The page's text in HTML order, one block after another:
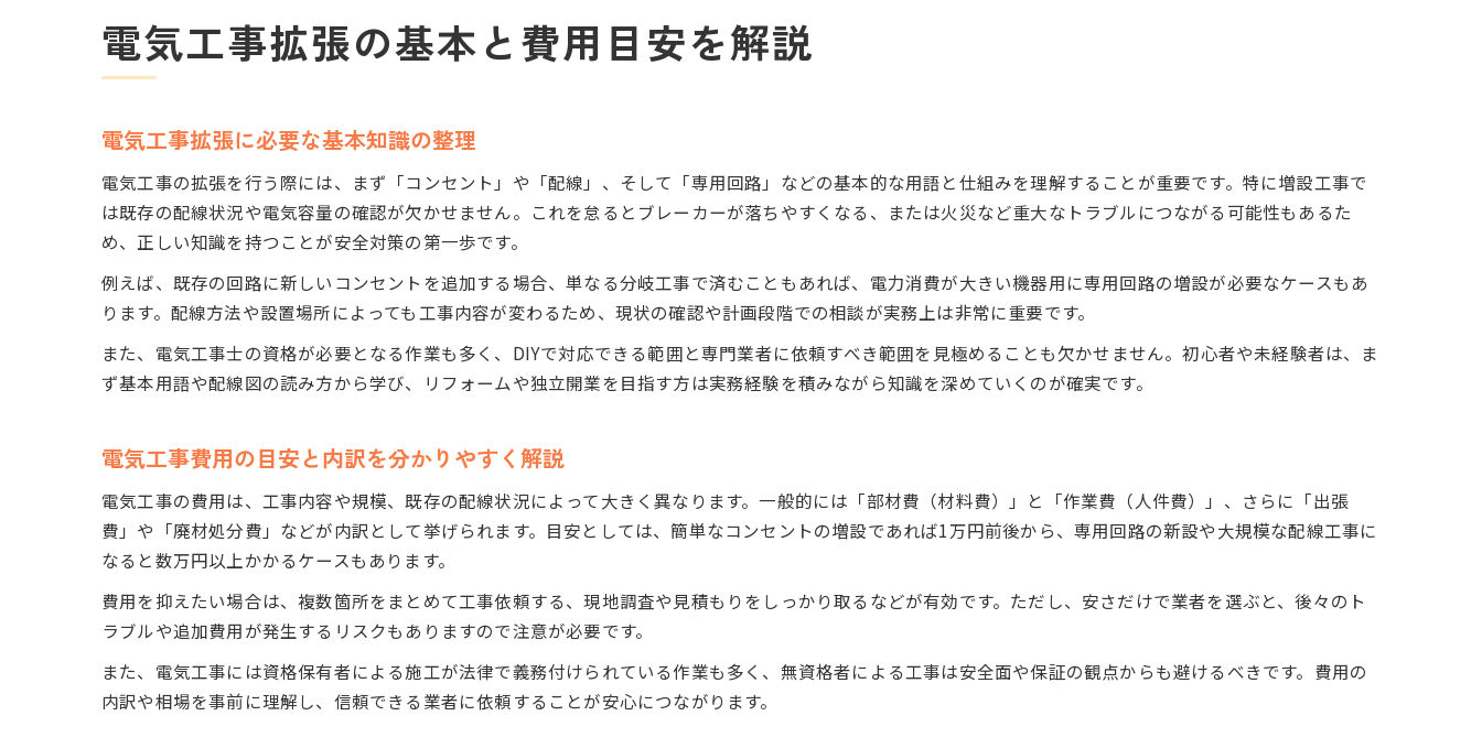
DIYで電気工事を始める前の準備と心構え
壁の中の配線時に押さえたい安全ポイント
安全に電気工事を進めるための実践方法
配線や専用回路増設時の安全確保のコツ
プロが実践する電気工事の安全作業法紹介
コンセント増設時のリスクとチェックリスト
増設工事で多い誤解と正しい対処法の紹介
専用回路増設の必要性と費用の考え方
専用回路増設が必要なケースとその理由
電気工事で専用回路を設ける際の費用ポイント
専用回路増設工事の費用相場と比較方法
電気工事拡張の基本と費用目安を解説
電気工事拡張に必要な基本知識の整理
電気工事の拡張を行う際には、まず「コンセント」や「配線」、そして「専用回路」などの基本的な用語と仕組みを理解することが重要です。特に増設工事で
は既存の配線状況や電気容量の確認が欠かせません。これを怠るとブレーカーが落ちやすくなる、または火災など重大なトラブルにつながる可能性もあるた
め、正しい知識を持つことが安全対策の第一歩です。
例えば、既存の回路に新しいコンセントを追加する場合、単なる分岐工事で済むこともあれば、電力消費が大きい機器用に専用回路の増設が必要なケースもあ
ります。配線方法や設置場所によっても工事内容が変わるため、現状の確認や計画段階での相談が実務上は非常に重要です。
また、電気工事士の資格が必要となる作業も多く、DIYで対応できる範囲と専門業者に依頼すべき範囲を見極めることも欠かせません。初心者や未経験者は、ま
ず基本用語や配線図の読み方から学び、リフォームや独立開業を目指す方は実務経験を積みながら知識を深めていくのが確実です。
電気工事費用の目安と内訳を分かりやすく解説
電気工事の費用は、工事内容や規模、既存の配線状況によって大きく異なります。一般的には「部材費（材料費）」と「作業費（人件費）」、さらに「出張
費」や「廃材処分費」などが内訳として挙げられます。目安としては、簡単なコンセントの増設であれば1万円前後から、専用回路の新設や大規模な配線工事に
なると数万円以上かかるケースもあります。
費用を抑えたい場合は、複数箇所をまとめて工事依頼する、現地調査や見積もりをしっかり取るなどが有効です。ただし、安さだけで業者を選ぶと、後々のト
ラブルや追加費用が発生するリスクもありますので注意が必要です。
また、電気工事には資格保有者による施工が法律で義務付けられている作業も多く、無資格者による工事は安全面や保証の観点からも避けるべきです。費用の
内訳や相場を事前に理解し、信頼できる業者に依頼することが安心につながります。